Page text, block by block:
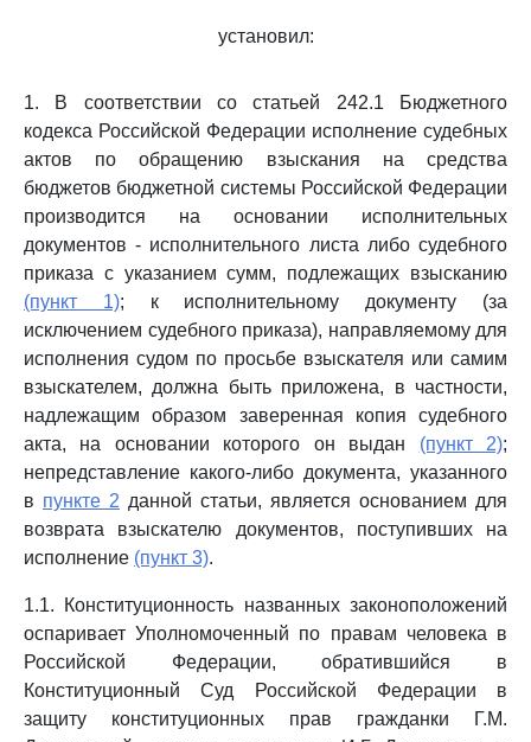
установил:
1. В соответствии со статьей 242.1 Бюджетного
кодекса Российской Федерации исполнение судебных
актов по обращению взыскания на средства
бюджетов бюджетной системы Российской Федерации
производится на основании исполнительных
документов - исполнительного листа либо судебного
приказа с указанием сумм, подлежащих взысканию
(пункт 1); к исполнительному документу (за
исключением судебного приказа), направляемому для
исполнения судом по просьбе взыскателя или самим
взыскателем, должна быть приложена, в частности,
надлежащим образом заверенная копия судебного
акта, на основании которого он выдан (пункт 2);
непредставление какого-либо документа, указанного
в пункте 2 данной статьи, является основанием для
возврата взыскателю документов, поступивших на
исполнение (пункт 3).
1.1. Конституционность названных законоположений
оспаривает Уполномоченный по правам человека в
Российской Федерации, обратившийся в
Конституционный Суд Российской Федерации в
защиту конституционных прав гражданки Г.М.